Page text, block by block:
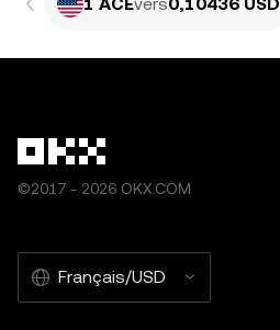
©2017 - 2026 OKX.COM
Français/USD